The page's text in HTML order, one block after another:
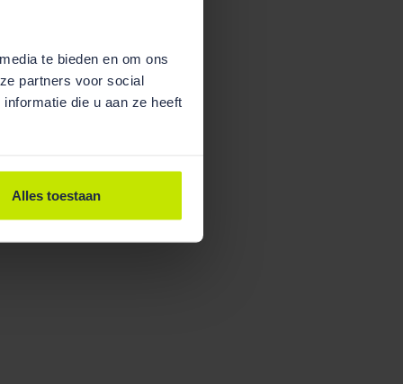
te bieden en om ons
partners voor social
die u aan ze heeft
Alles toestaan